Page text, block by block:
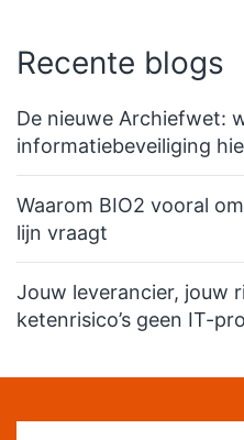
Recente blogs
De nieuwe Archiefwet:
informatiebeveiliging
Waarom BIO2 vooral
lijn vraagt
Jouw leverancier, jouw
ketenrisico’s geen IT-